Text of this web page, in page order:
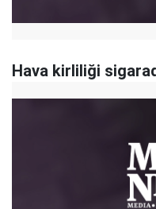
Hava kirliliği